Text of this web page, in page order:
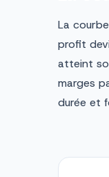
La
profit
atteint
marges
durée et